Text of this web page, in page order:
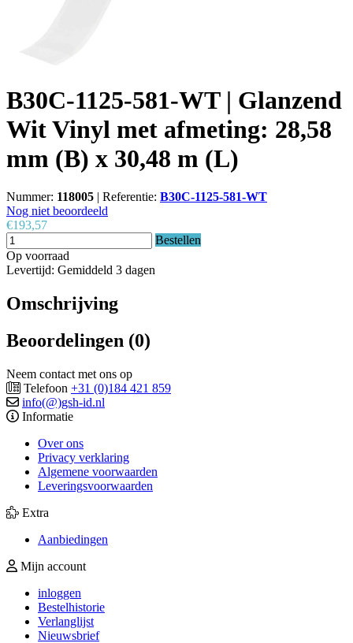
B30C-1125-581-WT | Glanzend
Wit Vinyl met afmeting: 28,58
mm (B) x 30,48 m (L)
Nummer: 118005 | Referentie: B30C-1125-581-WT
Nog niet beoordeeld
€193,57
Bestellen
Op voorraad
Levertijd: Gemiddeld 3 dagen
Omschrijving
Beoordelingen (0)
Neem contact met ons op
Telefoon +31 (0)184 421 859
info(@)gsh-id.nl
Informatie
Over ons
Privacy verklaring
Algemene voorwaarden
Leveringsvoorwaarden
Extra
Aanbiedingen
Mijn account
inloggen
Bestelhistorie
Verlanglijst
Nieuwsbrief